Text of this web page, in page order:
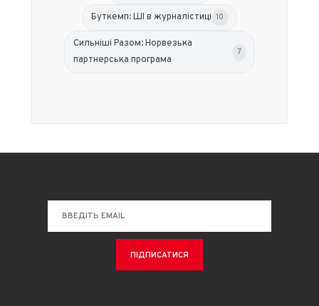
Буткемп: ШІ в журналістиці 10
Сильніші Разом: Норвезька
партнерська програма
7